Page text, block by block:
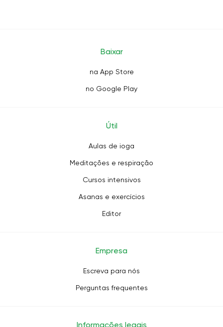
Baixar
na App Store
no Google Play
Útil
Aulas de ioga
Meditações e respiração
Cursos intensivos
Asanas e exercícios
Editor
Empresa
Escreva para nós
Perguntas frequentes
Informações legais